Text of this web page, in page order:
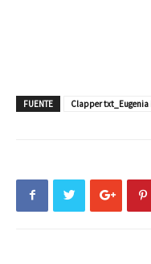
FUENTE Clapper txt_Eugenia